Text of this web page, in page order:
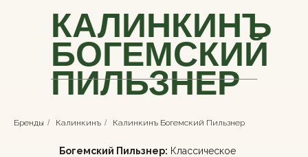
КАЛИНКИНЪ
БОГЕМСКИЙ
ПИЛЬЗНЕР
Бренды / Калинкинъ / Калинкинъ Богемский Пильзнер
Богемский Пильзнер: Классическое